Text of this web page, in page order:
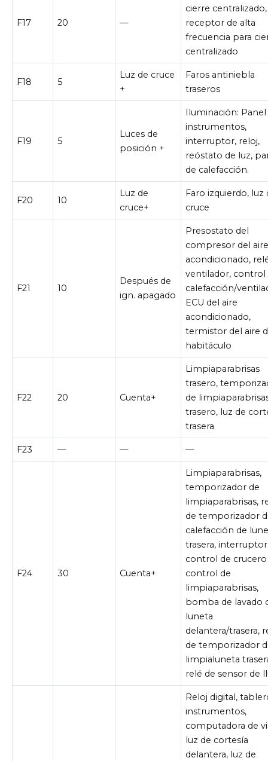
F17 20 —
cierre centralizado,
receptor de alta
frecuencia para
centralizado
F18 5
Luz de cruce
+
Faros antiniebla
traseros
F19 5
Luces de
posición +
Iluminación: Panel
instrumentos,
interruptor, reloj,
reóstato de luz,
de calefacción.
F20 10
Luz de
cruce+
Faro izquierdo, luz
cruce
F21 10
Después de
ign. apagado
Presostato del
compresor del
acondicionado,
ventilador, control
calefacción/
ECU del aire
acondicionado,
termistor del aire
habitáculo
F22 20 Cuenta+
Limpiaparabrisas
trasero,
de
trasero, luz de
trasera
F23 — — —
F24 30 Cuenta+
Limpiaparabrisas,
temporizador de
limpiaparabrisas,
de temporizador
calefacción de
trasera,
control de
control de
limpiaparabrisas,
bomba de lavado
luneta
delantera/trasera,
de temporizador
limpialuneta
relé de sensor de
Reloj digital,
instrumentos,
computadora de
luz de cortesía
delantera, luz de